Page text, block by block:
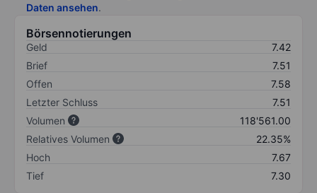
Daten ansehen.
Börsennotierungen
Geld
7.42
Brief
7.51
Offen
7.58
Letzter Schluss
7.51
Volumen
118'561.00
Relatives Volumen
22.35%
Hoch
7.67
Tief
7.30